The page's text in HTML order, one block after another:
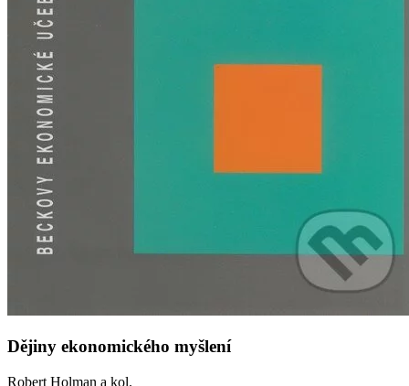
Dějiny ekonomického myšlení
Robert Holman a kol.